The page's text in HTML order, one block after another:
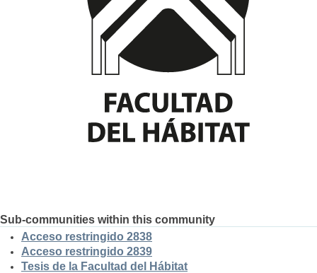
Sub-communities within this community
Acceso restringido 2838
Acceso restringido 2839
Tesis de la Facultad del Hábitat